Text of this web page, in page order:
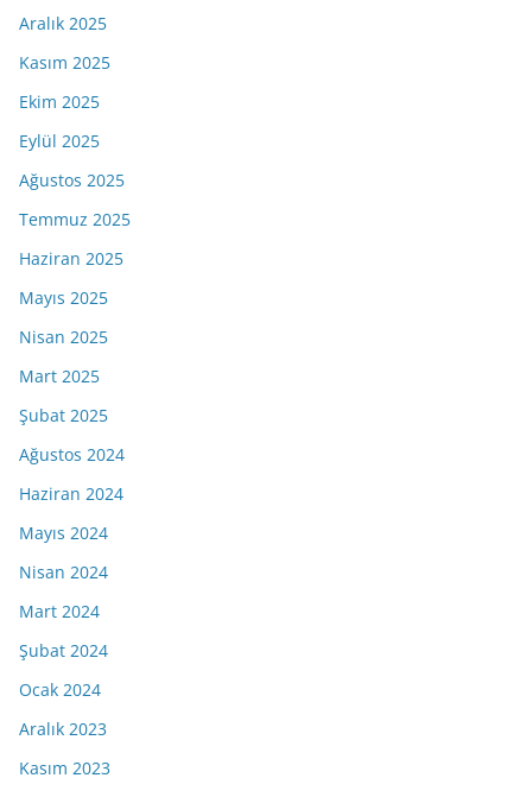
Aralık 2025
Kasım 2025
Ekim 2025
Eylül 2025
Ağustos 2025
Temmuz 2025
Haziran 2025
Mayıs 2025
Nisan 2025
Mart 2025
Şubat 2025
Ağustos 2024
Haziran 2024
Mayıs 2024
Nisan 2024
Mart 2024
Şubat 2024
Ocak 2024
Aralık 2023
Kasım 2023